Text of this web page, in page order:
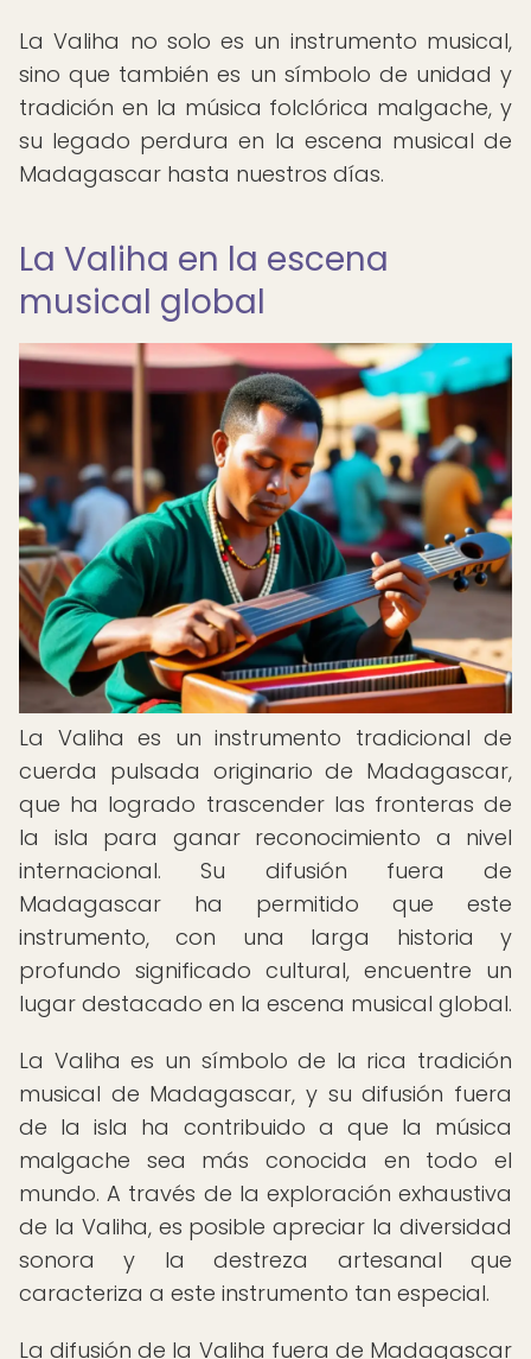
La Valiha no solo es un instrumento musical,
sino que también es un símbolo de unidad y
tradición en la música folclórica malgache, y
su legado perdura en la escena musical de
Madagascar hasta nuestros días.
La Valiha en la escena
musical global
La Valiha es un instrumento tradicional de
cuerda pulsada originario de Madagascar,
que ha logrado trascender las fronteras de
la isla para ganar reconocimiento a nivel
internacional. Su difusión fuera de
Madagascar ha permitido que este
instrumento, con una larga historia y
profundo significado cultural, encuentre un
lugar destacado en la escena musical global.
La Valiha es un símbolo de la rica tradición
musical de Madagascar, y su difusión fuera
de la isla ha contribuido a que la música
malgache sea más conocida en todo el
mundo. A través de la exploración exhaustiva
de la Valiha, es posible apreciar la diversidad
sonora y la destreza artesanal que
caracteriza a este instrumento tan especial.
La difusión de la Valiha fuera de Madagascar